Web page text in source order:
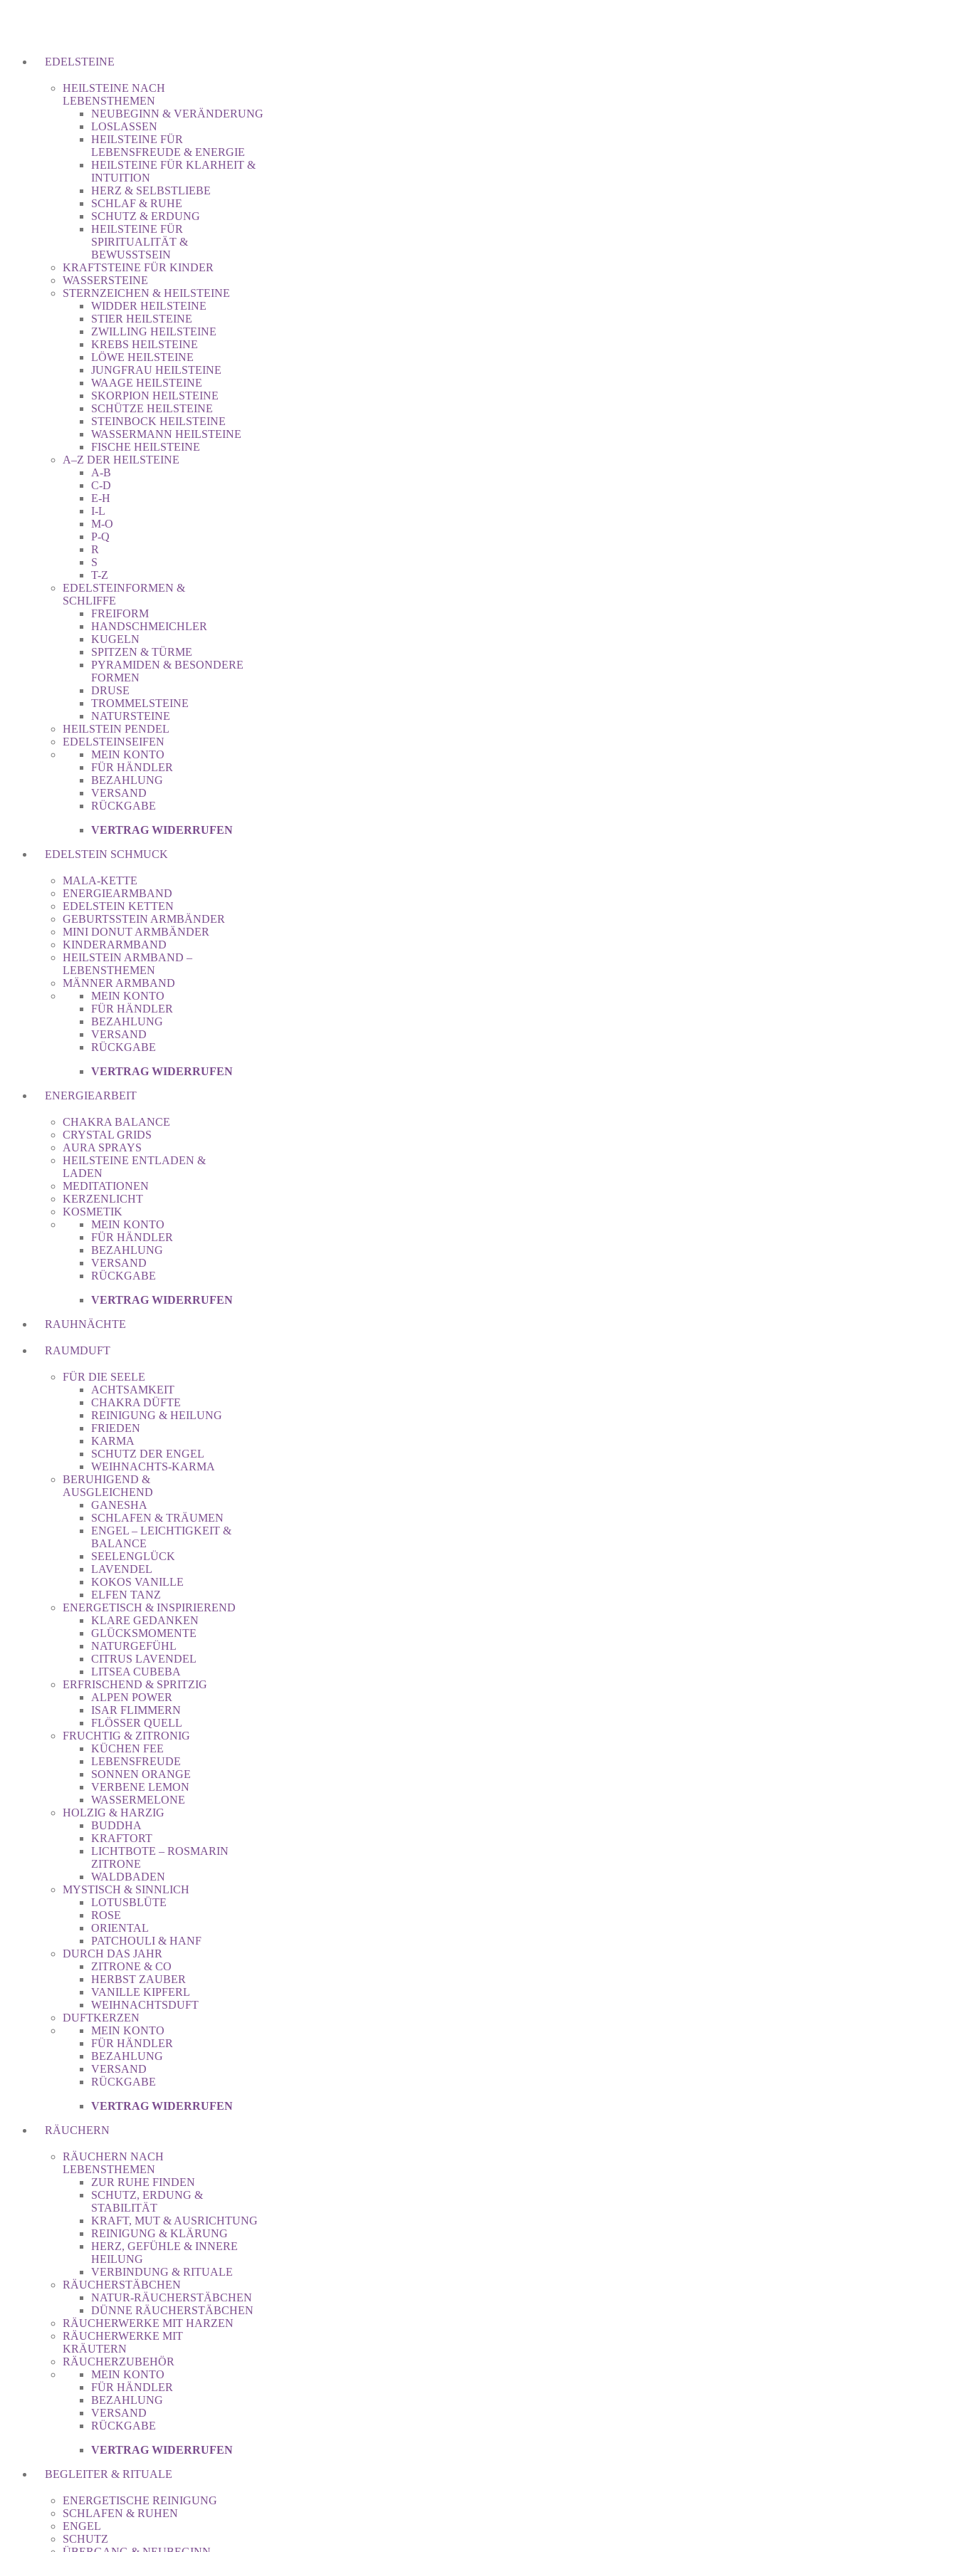
EDELSTEINE
HEILSTEINE NACH
LEBENSTHEMEN
NEUBEGINN & VERÄNDERUNG
LOSLASSEN
HEILSTEINE FÜR
LEBENSFREUDE & ENERGIE
HEILSTEINE FÜR KLARHEIT &
INTUITION
HERZ & SELBSTLIEBE
SCHLAF & RUHE
SCHUTZ & ERDUNG
HEILSTEINE FÜR
SPIRITUALITÄT &
BEWUSSTSEIN
KRAFTSTEINE FÜR KINDER
WASSERSTEINE
STERNZEICHEN & HEILSTEINE
WIDDER HEILSTEINE
STIER HEILSTEINE
ZWILLING HEILSTEINE
KREBS HEILSTEINE
LÖWE HEILSTEINE
JUNGFRAU HEILSTEINE
WAAGE HEILSTEINE
SKORPION HEILSTEINE
SCHÜTZE HEILSTEINE
STEINBOCK HEILSTEINE
WASSERMANN HEILSTEINE
FISCHE HEILSTEINE
A–Z DER HEILSTEINE
A-B
C-D
E-H
I-L
M-O
P-Q
R
S
T-Z
EDELSTEINFORMEN &
SCHLIFFE
FREIFORM
HANDSCHMEICHLER
KUGELN
SPITZEN & TÜRME
PYRAMIDEN & BESONDERE
FORMEN
DRUSE
TROMMELSTEINE
NATURSTEINE
HEILSTEIN PENDEL
EDELSTEINSEIFEN
MEIN KONTO
FÜR HÄNDLER
BEZAHLUNG
VERSAND
RÜCKGABE
VERTRAG WIDERRUFEN
EDELSTEIN SCHMUCK
MALA-KETTE
ENERGIEARMBAND
EDELSTEIN KETTEN
GEBURTSSTEIN ARMBÄNDER
MINI DONUT ARMBÄNDER
KINDERARMBAND
HEILSTEIN ARMBAND –
LEBENSTHEMEN
MÄNNER ARMBAND
MEIN KONTO
FÜR HÄNDLER
BEZAHLUNG
VERSAND
RÜCKGABE
VERTRAG WIDERRUFEN
ENERGIEARBEIT
CHAKRA BALANCE
CRYSTAL GRIDS
AURA SPRAYS
HEILSTEINE ENTLADEN &
LADEN
MEDITATIONEN
KERZENLICHT
KOSMETIK
MEIN KONTO
FÜR HÄNDLER
BEZAHLUNG
VERSAND
RÜCKGABE
VERTRAG WIDERRUFEN
RAUHNÄCHTE
RAUMDUFT
FÜR DIE SEELE
ACHTSAMKEIT
CHAKRA DÜFTE
REINIGUNG & HEILUNG
FRIEDEN
KARMA
SCHUTZ DER ENGEL
WEIHNACHTS-KARMA
BERUHIGEND &
AUSGLEICHEND
GANESHA
SCHLAFEN & TRÄUMEN
ENGEL – LEICHTIGKEIT &
BALANCE
SEELENGLÜCK
LAVENDEL
KOKOS VANILLE
ELFEN TANZ
ENERGETISCH & INSPIRIEREND
KLARE GEDANKEN
GLÜCKSMOMENTE
NATURGEFÜHL
CITRUS LAVENDEL
LITSEA CUBEBA
ERFRISCHEND & SPRITZIG
ALPEN POWER
ISAR FLIMMERN
FLÖSSER QUELL
FRUCHTIG & ZITRONIG
KÜCHEN FEE
LEBENSFREUDE
SONNEN ORANGE
VERBENE LEMON
WASSERMELONE
HOLZIG & HARZIG
BUDDHA
KRAFTORT
LICHTBOTE – ROSMARIN
ZITRONE
WALDBADEN
MYSTISCH & SINNLICH
LOTUSBLÜTE
ROSE
ORIENTAL
PATCHOULI & HANF
DURCH DAS JAHR
ZITRONE & CO
HERBST ZAUBER
VANILLE KIPFERL
WEIHNACHTSDUFT
DUFTKERZEN
MEIN KONTO
FÜR HÄNDLER
BEZAHLUNG
VERSAND
RÜCKGABE
VERTRAG WIDERRUFEN
RÄUCHERN
RÄUCHERN NACH
LEBENSTHEMEN
ZUR RUHE FINDEN
SCHUTZ, ERDUNG &
STABILITÄT
KRAFT, MUT & AUSRICHTUNG
REINIGUNG & KLÄRUNG
HERZ, GEFÜHLE & INNERE
HEILUNG
VERBINDUNG & RITUALE
RÄUCHERSTÄBCHEN
NATUR-RÄUCHERSTÄBCHEN
DÜNNE RÄUCHERSTÄBCHEN
RÄUCHERWERKE MIT HARZEN
RÄUCHERWERKE MIT
KRÄUTERN
RÄUCHERZUBEHÖR
MEIN KONTO
FÜR HÄNDLER
BEZAHLUNG
VERSAND
RÜCKGABE
VERTRAG WIDERRUFEN
BEGLEITER & RITUALE
ENERGETISCHE REINIGUNG
SCHLAFEN & RUHEN
ENGEL
SCHUTZ